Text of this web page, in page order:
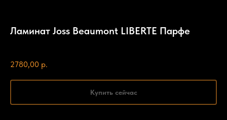
Ламинат Joss Beaumont LIBERTE Парфе
2780,00 р.
Купить сейчас